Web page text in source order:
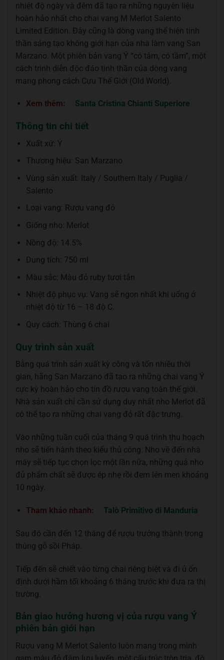
nhiệt độ ngày và đêm đã tạo ra những nguyên liệu
hoàn hảo nhất cho chai vang M Merlot Salento
Limited Edition. Đây cũng là dòng vang thể hiện tinh
thần sáng tạo không giới hạn của nhà làm vang San
Marzano. Một phiên bản vang Ý “có tâm, có tầm”, một
cách trình diễn độc đáo tinh thần của dòng vang
mang phong cách Cựu Thế Giới (Old World).
Xem thêm: Santa Cristina Chianti Superiore
Thông tin chi tiết
Xuất xứ: Ý
Thương hiệu: San Marzano
Vùng sản xuất: Italy / Southern Italy / Puglia /
Salento
Loại vang: Rượu vang đỏ
Giống nho: Merlot
Nồng độ: 14.5%
Dung tích: 750 ml
Màu sắc: Màu đỏ ruby tươi tắn
Nhiệt độ phục vụ: Vang sẽ ngon nhất khi uống ở
nhiệt độ từ 16 – 18 độ C.
Quy cách: Thùng 6 chai
Quy trình sản xuất
Bằng quá trình sản xuất kỳ công và tốn nhiều thời
gian, hãng San Marzano đã tạo ra những chai vang Ý
cực kỳ hoàn hảo cho tín đồ rượu vang toàn thế giới.
Nhà sản xuất chỉ cần sử dụng duy nhất nho Merlot đã
có thể tạo ra những chai vang đỏ rất đặc trưng.
Vào những tuần cuối của tháng 9 quá trình thu hoạch
nho sẽ tiến hành theo kiểu thủ công. Nho về đến nhà
máy sẽ tiếp tục chọn lọc một lần nữa, những quả nho
đủ phẩm chất sẽ được ép nhẹ rồi đem lên men khoảng
10 ngày.
Tham khảo nhanh: Talò Primitivo di Manduria
Sau đó cần đến 12 tháng để rượu trưởng thành trong
thùng gỗ sồi Pháp.
Tiếp đến sẽ chiết vào từng chai riêng biệt và đi ủ ổn
định dưới hầm tối khoảng 6 tháng trước khi đưa ra thị
trường.
Bản giao hưởng hương vị của rượu vang Ý
phiên bản giới hạn
Rượu vang M Merlot Salento luôn mang trong mình